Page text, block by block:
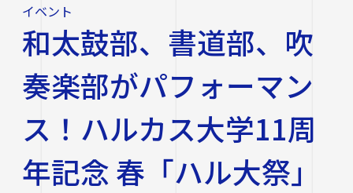
四天王寺大学について
四天王寺大学について
四天王寺大学の概要
学長挨拶
大学・大学院・短大
文学部
学生生活
就職・キャリア支援
イベント
和太鼓部、書道部、吹
奏楽部がパフォーマン
ス！ハルカス大学11周
年記念 春「ハル大祭」